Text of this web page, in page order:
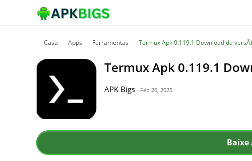
Casa Apps Ferramentas Termux Apk 0.119.1 Download da
Termux Apk 0.119.1
APK Bigs - Feb 26, 2025
Baixe